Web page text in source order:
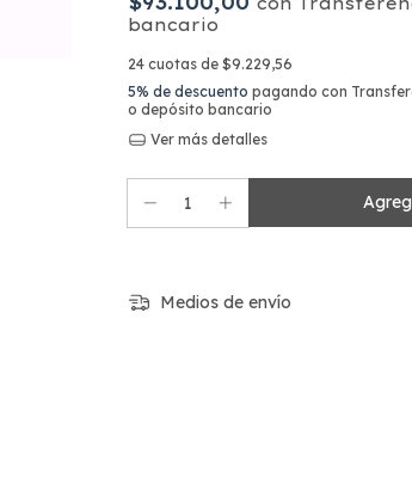
bancario
24 cuotas de $9.229,56
5% de descuento pagando con
o depósito bancario
Ver más detalles
Medios de envío